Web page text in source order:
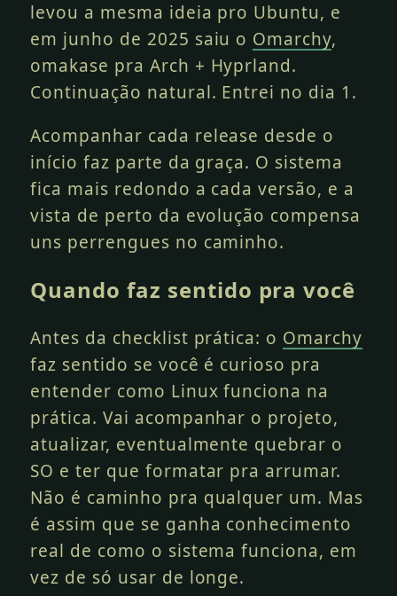
levou a mesma ideia pro Ubuntu, e
em junho de 2025 saiu o Omarchy,
omakase pra Arch + Hyprland.
Continuação natural. Entrei no dia 1.
Acompanhar cada release desde o
início faz parte da graça. O sistema
fica mais redondo a cada versão, e a
vista de perto da evolução compensa
uns perrengues no caminho.
Quando faz sentido pra você
Antes da checklist prática: o Omarchy
faz sentido se você é curioso pra
entender como Linux funciona na
prática. Vai acompanhar o projeto,
atualizar, eventualmente quebrar o
SO e ter que formatar pra arrumar.
Não é caminho pra qualquer um. Mas
é assim que se ganha conhecimento
real de como o sistema funciona, em
vez de só usar de longe.